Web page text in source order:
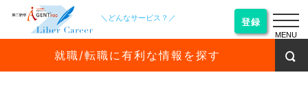
＼どんなサービス？／ 登録
就職/転職に有利な情報を探す
MENU